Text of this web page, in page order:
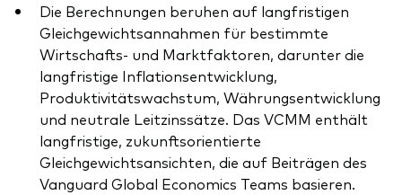
Die Berechnungen beruhen auf langfristigen
Gleichgewichtsannahmen für bestimmte
Wirtschafts- und Marktfaktoren, darunter die
langfristige Inflationsentwicklung,
Produktivitätswachstum, Währungsentwicklung
und neutrale Leitzinssätze. Das VCMM enthält
langfristige, zukunftsorientierte
Gleichgewichtsansichten, die auf Beiträgen des
Vanguard Global Economics Teams basieren.